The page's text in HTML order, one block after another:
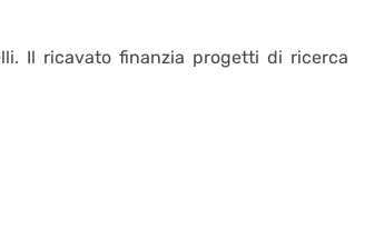
Il ricavato finanzia progetti di ricerca